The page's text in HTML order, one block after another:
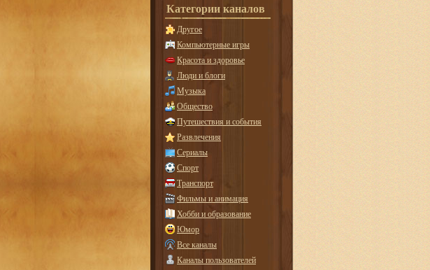
Категории каналов
Другое
Компьютерные игры
Красота и здоровье
Люди и блоги
Музыка
Общество
Путешествия и события
Развлечения
Сериалы
Спорт
Транспорт
Фильмы и анимация
Хобби и образование
Юмор
Все каналы
Каналы пользователей